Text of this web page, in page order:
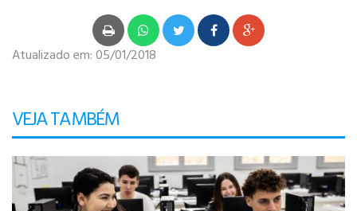
Atualizado em:05/01/2018
VEJA TAMBÉM